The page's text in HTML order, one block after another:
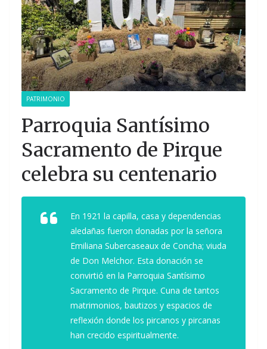
PATRIMONIO
Parroquia Santísimo
Sacramento de Pirque
celebra su centenario
En 1921 la capilla, casa y dependencias
aledañas fueron donadas por la señora
Emiliana Subercaseaux de Concha; viuda
de Don Melchor. Esta donación se
convirtió en la Parroquia Santísimo
Sacramento de Pirque. Cuna de tantos
matrimonios, bautizos y espacios de
reflexión donde los pircanos y pircanas
han crecido espiritualmente.